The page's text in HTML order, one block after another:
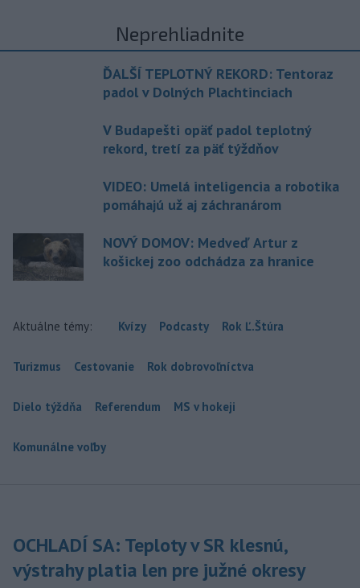
Neprehliadnite
ĎALŠÍ TEPLOTNÝ REKORD: Tentoraz
padol v Dolných Plachtinciach
V Budapešti opäť padol teplotný
rekord, tretí za päť týždňov
VIDEO: Umelá inteligencia a robotika
pomáhajú už aj záchranárom
NOVÝ DOMOV: Medveď Artur z
košickej zoo odchádza za hranice
Aktuálne témy: Kvízy Podcasty Rok Ľ.Štúra
Turizmus Cestovanie Rok dobrovoľníctva
Dielo týždňa Referendum MS v hokeji
Komunálne voľby
OCHLADÍ SA: Teploty v SR klesnú,
výstrahy platia len pre južné okresy